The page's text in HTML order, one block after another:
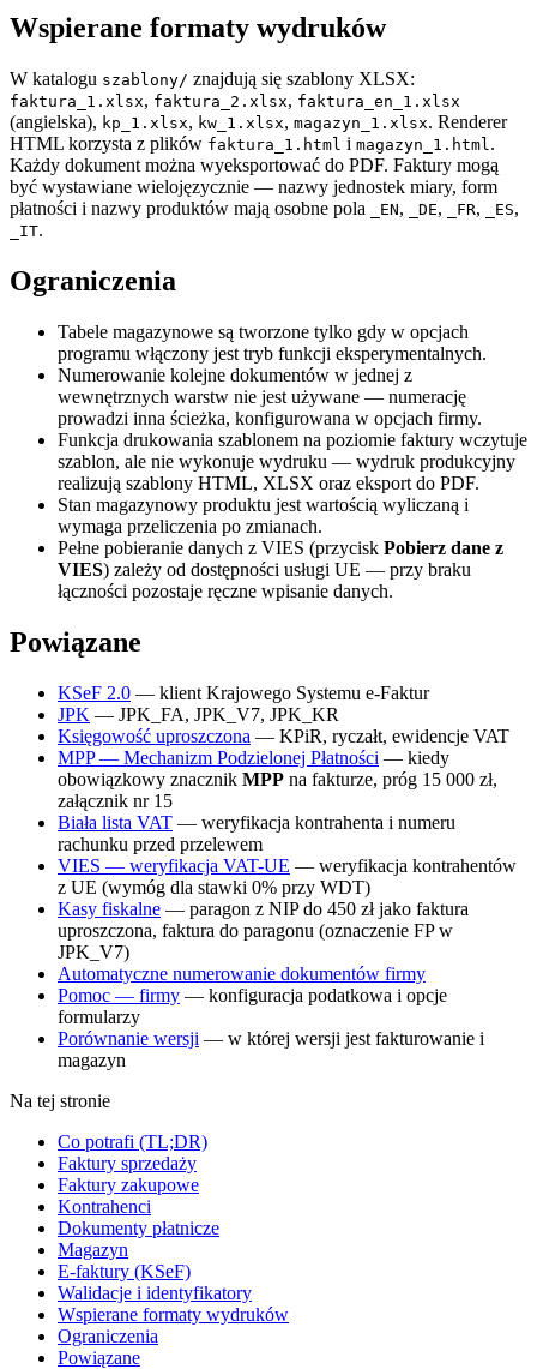
Wspierane formaty wydruków
W katalogu szablony/ znajdują się szablony XLSX:
faktura_1.xlsx, faktura_2.xlsx, faktura_en_1.xlsx
(angielska), kp_1.xlsx, kw_1.xlsx, magazyn_1.xlsx. Renderer
HTML korzysta z plików faktura_1.html i magazyn_1.html.
Każdy dokument można wyeksportować do PDF. Faktury mogą
być wystawiane wielojęzycznie — nazwy jednostek miary, form
płatności i nazwy produktów mają osobne pola
_EN, _DE, _FR, _ES,
_IT.
Ograniczenia
Tabele magazynowe są tworzone tylko gdy w opcjach
programu włączony jest tryb funkcji eksperymentalnych.
Numerowanie kolejne dokumentów w jednej z
wewnętrznych warstw nie jest używane — numerację
prowadzi inna ścieżka, konfigurowana w opcjach firmy.
Funkcja drukowania szablonem na poziomie faktury wczytuje
szablon, ale nie wykonuje wydruku — wydruk produkcyjny
realizują szablony HTML, XLSX oraz eksport do PDF.
Stan magazynowy produktu jest wartością wyliczaną i
wymaga przeliczenia po zmianach.
Pełne pobieranie danych z VIES (przycisk Pobierz dane z
VIES) zależy od dostępności usługi UE — przy braku
łączności pozostaje ręczne wpisanie danych.
Powiązane
KSeF 2.0 — klient Krajowego Systemu e-Faktur
JPK — JPK_FA, JPK_V7, JPK_KR
Księgowość uproszczona — KPiR, ryczałt, ewidencje VAT
MPP — Mechanizm Podzielonej Płatności — kiedy
obowiązkowy znacznik MPP na fakturze, próg 15 000 zł,
załącznik nr 15
Biała lista VAT — weryfikacja kontrahenta i numeru
rachunku przed przelewem
VIES — weryfikacja VAT-UE — weryfikacja kontrahentów
z UE (wymóg dla stawki 0% przy WDT)
Kasy fiskalne — paragon z NIP do 450 zł jako faktura
uproszczona, faktura do paragonu (oznaczenie FP w
JPK_V7)
Automatyczne numerowanie dokumentów firmy
Pomoc — firmy — konfiguracja podatkowa i opcje
formularzy
Porównanie wersji — w której wersji jest fakturowanie i
magazyn
Na tej stronie
Co potrafi (TL;DR)
Faktury sprzedaży
Faktury zakupowe
Kontrahenci
Dokumenty płatnicze
Magazyn
E-faktury (KSeF)
Walidacje i identyfikatory
Wspierane formaty wydruków
Ograniczenia
Powiązane